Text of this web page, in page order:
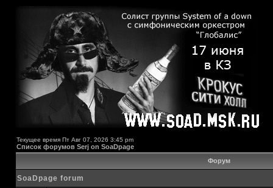
Текущее время Пт Авг 07, 2026 3:45 pm
Список форумов Serj on SoaDpage
Форум
SoaDpage forum